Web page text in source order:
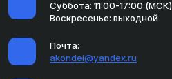
Суббота: 11:00-17:00 (МСК)
Воскресенье: выходной
Почта:
akondei@yandex.ru